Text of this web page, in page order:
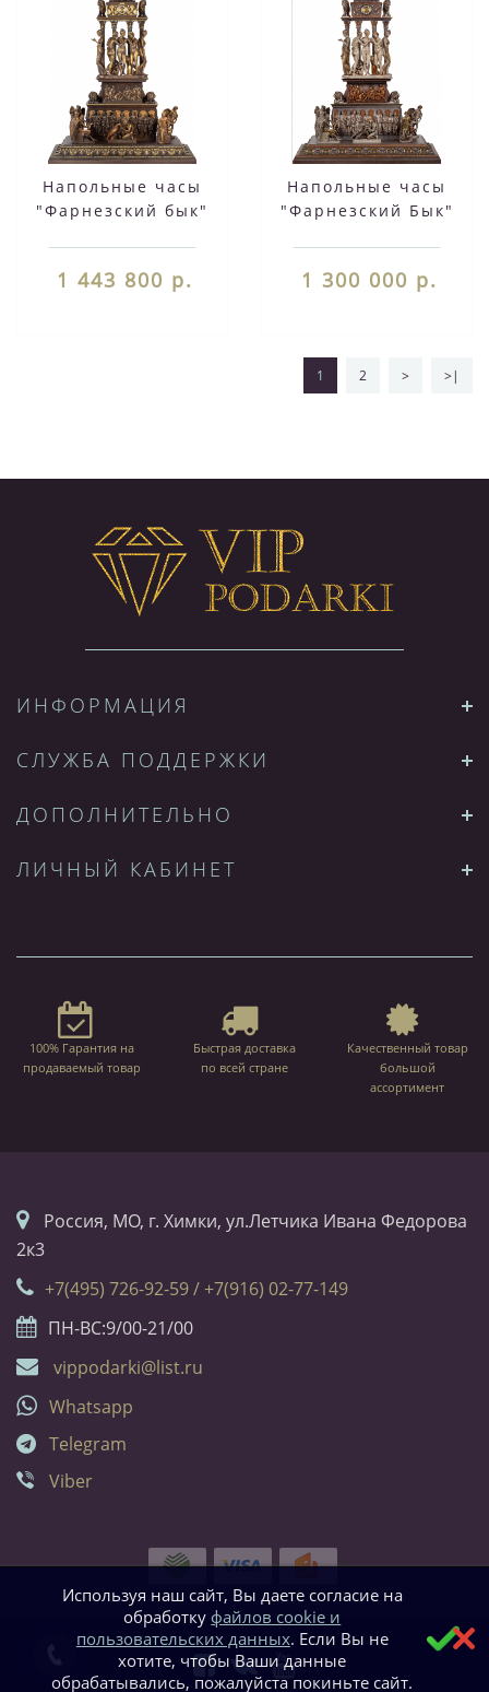
Напольные часы
"Фарнезский бык"
1 443 800 р.
Напольные часы
"Фарнезский Бык"
1 300 000 р.
1 2 > >|
ИНФОРМАЦИЯ
СЛУЖБА ПОДДЕРЖКИ
ДОПОЛНИТЕЛЬНО
ЛИЧНЫЙ КАБИНЕТ
100% Гарантия на
продаваемый товар
Быстрая доставка
по всей стране
Качественный товар
большой
ассортимент
Россия, МО, г. Химки, ул.Летчика Ивана Федорова
2к3
+7(495) 726-92-59 / +7(916) 02-77-149
ПН-ВС:9/00-21/00
vippodarki@list.ru
Whatsapp
Telegram
Viber
Используя наш сайт, Вы даете согласие на
обработкуфайлов cookie и
пользовательских данных. Если Вы не
хотите, чтобы Ваши данные
обрабатывались, пожалуйста покиньте сайт.